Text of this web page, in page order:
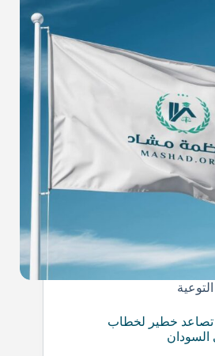
التوعية
خطير لخطاب
السودان